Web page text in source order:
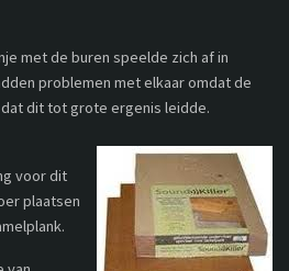
met de buren speelde zich af in
problemen met elkaar omdat de
dit tot grote ergenis leidde.
voor dit
plaatsen